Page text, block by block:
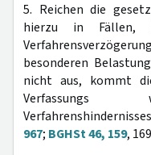
5. Reichen die
hierzu in Fällen,
besonderen
nicht aus, kommt
Verfassungs
967; BGHSt 46, 159,